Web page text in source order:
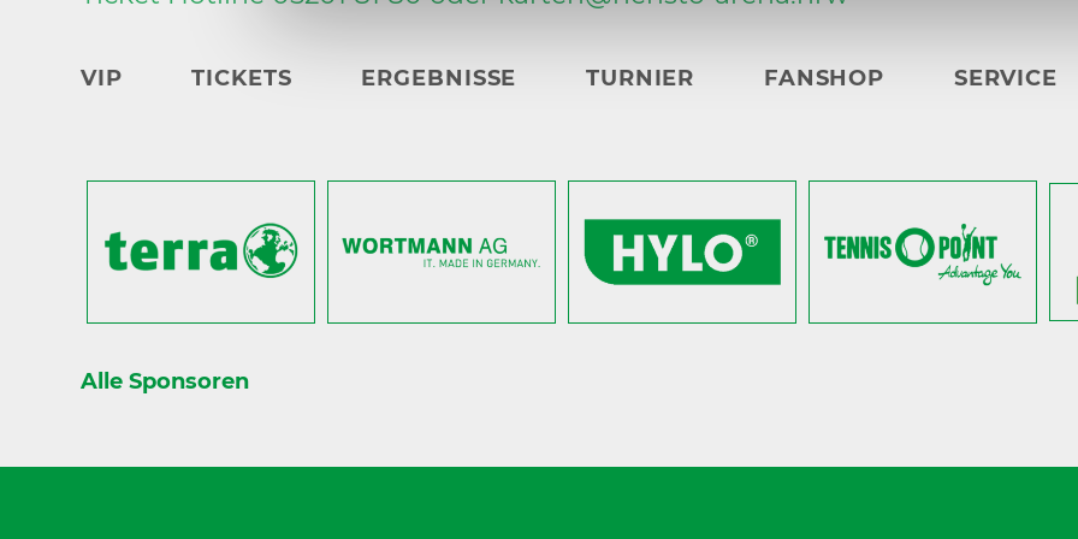
VIP TICKETS ERGEBNISSE TURNIER FANSHOP SERVICE
Alle Sponsoren